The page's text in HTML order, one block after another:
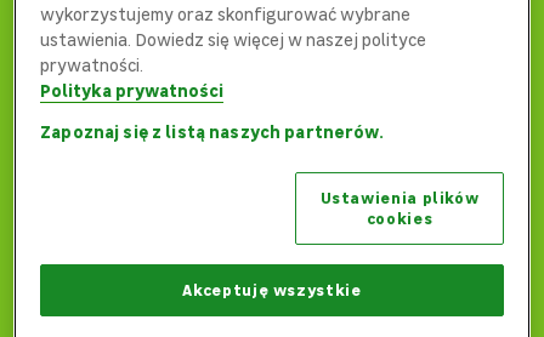
Ups... Coś poszło nie tak...
Czy możemy wrócić na stronę główną?
Wróć na stronę główną
wykorzystujemy oraz skonfigurować wybrane
ustawienia. Dowiedz się więcej w naszej polityce
prywatności.
Polityka prywatności
Zapoznaj się z listą naszych partnerów.
Ustawienia plików
cookies
Akceptuję wszystkie